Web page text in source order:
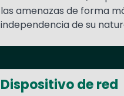
las amenazas de forma
independencia de su
Dispositivo de red